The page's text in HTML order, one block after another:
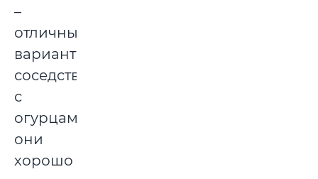
–
отличный
вариант
соседства
с
огурцами:
они
хорошо